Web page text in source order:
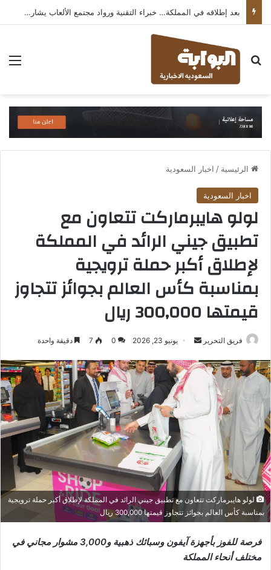
بعد إطلاقه في المملكة… خبراء التقنية ورواد مجتمع الألعاب يشاركون انطباعاتهم حول TECNO POVA 8 Pro 5G
بحث عن
الرئيسية / اخبار السعودية
اخبار السعودية
لولو هايبرماركت تتعاون مع
تطبيق جيني الرائد في المملكة
لإطلاق أكبر حملة ترويجية
بمناسبة كأس العالم بجوائز تتجاوز
قيمتها 300,000 ريال
فريق التحرير
أرسل
إلكترونيا
يونيو 23, 2026 0
7 دقيقة واحدة
لولو هايبرماركت تتعاون مع تطبيق جيني الرائد في المملكة لإطلاق أكبر حملة ترويجية
بمناسبة كأس العالم بجوائز تتجاوز قيمتها 300,000 ريال
فرصة للفوز بأجهزة آيفون وسبائك ذهبية و3,000 مشوار مجاني في
مختلف أنحاء المملكة